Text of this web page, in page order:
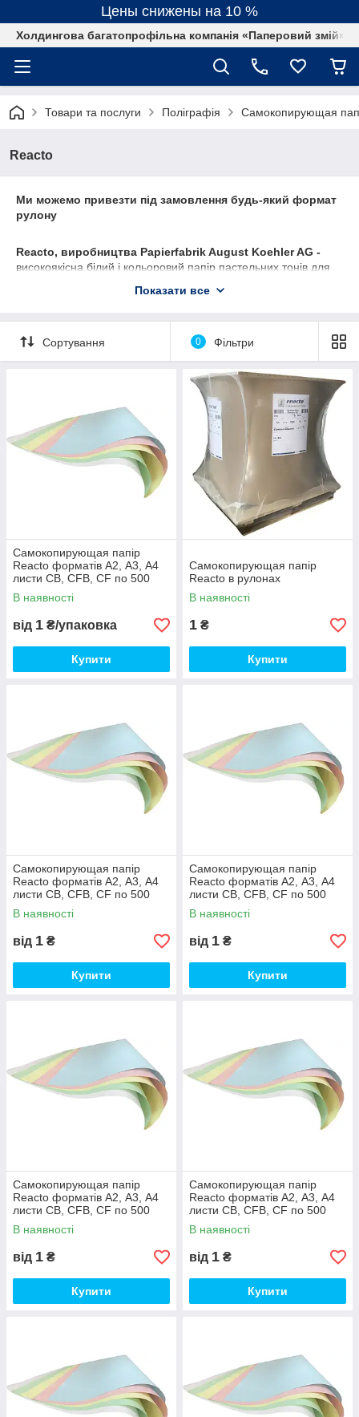
Цены снижены на 10 %
Холдингова багатопрофільна компанія «Паперовий змій»
Товари та послуги Поліграфія Самокопирующая
Reacto
Ми можемо привезти під замовлення будь-який формат
рулону
Reacto, виробництва Papierfabrik August Koehler AG -
високоякісна білий і кольоровий папір пастельних тонів для
микрокапсульным шаром. З його допомогою можна отримати
Натискання на папір призводить до розкриття мікрокапсул на
задній стороні аркуша. Звільнена при цьому рідина викликає
кольорову реакцію на покритій мікрокапсульним шаром
стороні наступного листа самокопіюючого паперу.
Ми оформляємо відправку по всій Україні. А також ви можете
самостійно забрати замовлення шляхом самовивезення в
місті Київ.
Ми цінуємо кожного клієнта. Працюємо на совість.
Показати все
Сортування 0 Фільтри
Самокопирующая папір
Reacto форматів А2, А3, А4
листи CB, CFB, CF по 500
аркушів
В наявності
від 1 ₴/упаковка
Купити
Самокопирующая папір
Reacto в рулонах
В наявності
1 ₴
Купити
Самокопирующая папір
Reacto форматів А2, А3, А4
листи CB, CFB, CF по 500
аркушів CB, А2 (43х61 см),
Рожевий
В наявності
від 1 ₴
Купити
Самокопирующая папір
Reacto форматів А2, А3, А4
листи CB, CFB, CF по 500
аркушів CB, А2 (43х61 см),
Блакитний
В наявності
від 1 ₴
Купити
Самокопирующая папір
Reacto форматів А2, А3, А4
листи CB, CFB, CF по 500
аркушів CB, А2 (43х61 см),
Зелений
В наявності
від 1 ₴
Купити
Самокопирующая папір
Reacto форматів А2, А3, А4
листи CB, CFB, CF по 500
аркушів CB, А2 (43х61 см),
Білий
В наявності
від 1 ₴
Купити